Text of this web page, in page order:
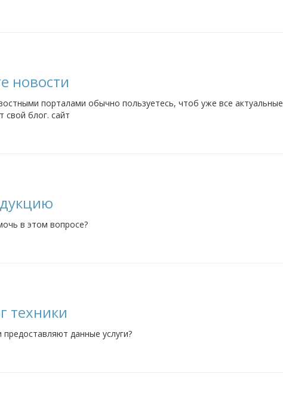
новости
порталами обычно пользуетесь, чтоб уже все актуальные
блог. сайт
в этом вопросе?
техники
данные услуги?